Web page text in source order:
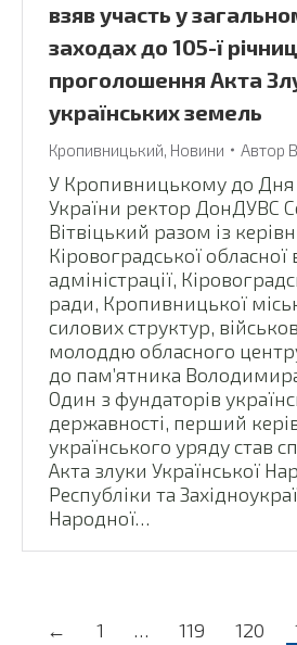
взяв участь у
заходах до 105-ї
проголошення Акта
українських земель
Кропивницький, Новини Автор
У Кропивницькому до Дня
України ректор ДонДУВС
Вітвіцький разом із
Кіровоградської обласної
адміністрації,
ради, Кропивницької
силових структур,
молоддю обласного
до пам’ятника
Один з фундаторів
державності, перший
українського уряду став
Акта злуки Української
Республіки та
Народної…
← 1 … 119 120